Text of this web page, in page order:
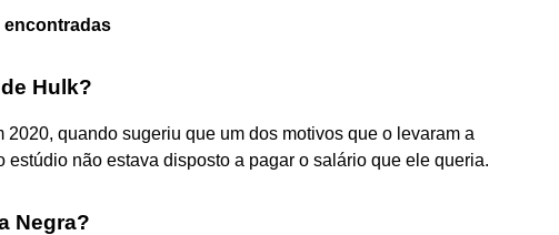
encontradas
Hulk?
2020, quando sugeriu que um dos motivos que o levaram a
estúdio não estava disposto a pagar o salário que ele queria.
Negra?